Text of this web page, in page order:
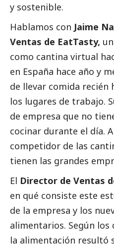
y sostenible.
Hablamos con Jaime
Ventas de EatTasty,
como cantina virtual
en España hace año y
de llevar comida recién
los lugares de trabajo.
de empresa que no
cocinar durante el día.
competidor de las
tienen las grandes
El Director de Ventas
en qué consiste este
de la empresa y los
alimentarios. Según
la alimentación resultó